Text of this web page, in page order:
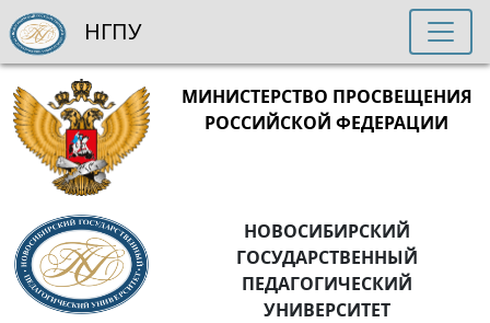
МИНИСТЕРСТВО ПРОСВЕЩЕНИЯ
РОССИЙСКОЙ ФЕДЕРАЦИИ
НОВОСИБИРСКИЙ
ГОСУДАРСТВЕННЫЙ
ПЕДАГОГИЧЕСКИЙ
УНИВЕРСИТЕТ
НГПУ